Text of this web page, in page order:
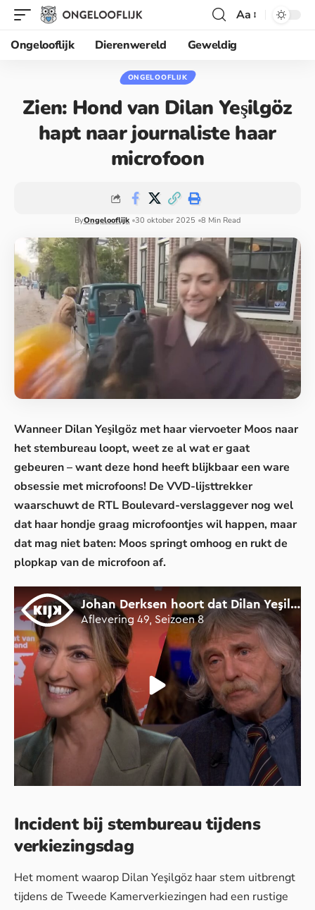
Aa
Ongelooflijk
Dierenwereld Geweldig
ONGELOOFLIJK
Zien: Hond van Dilan Yeşilgöz
hapt naar journaliste haar
microfoon
ByOngelooflijk 30 oktober 2025 8 Min Read
Wanneer Dilan Yeşilgöz met haar viervoeter Moos naar
het stembureau loopt, weet ze al wat er gaat
gebeuren – want deze hond heeft blijkbaar een ware
obsessie met microfoons! De VVD-lijsttrekker
waarschuwt de RTL Boulevard-verslaggever nog wel
dat haar hondje graag microfoontjes wil happen, maar
dat mag niet baten: Moos springt omhoog en rukt de
plopkap van de microfoon af.
Incident bij stembureau tijdens
verkiezingsdag
Het moment waarop Dilan Yeşilgöz haar stem uitbrengt
tijdens de Tweede Kamerverkiezingen had een rustige